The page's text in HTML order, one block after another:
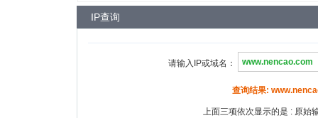
IP查询
请输入IP或域名：
查询结果:
上面三项依次显示的是 : 原始